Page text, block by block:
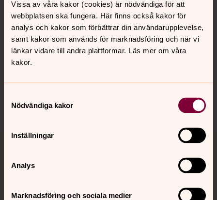
Vissa av våra kakor (cookies) är nödvändiga för att
webbplatsen ska fungera. Här finns också kakor för
analys och kakor som förbättrar din användarupplevelse,
samt kakor som används för marknadsföring och när vi
länkar vidare till andra plattformar. Läs mer om våra
kakor.
Nödvändiga kakor
Inställningar
Analys
Marknadsföring och sociala medier
Kalender
Hitta snabbt
Akut samtals- och krisstöd. Prata eller chatta anonymt